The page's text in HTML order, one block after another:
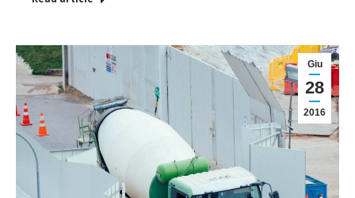
Giu
28
2016